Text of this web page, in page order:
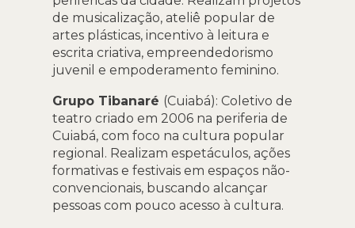
de musicalização, ateliê popular de
artes plásticas, incentivo à leitura e
escrita criativa, empreendedorismo
juvenil e empoderamento feminino.
Grupo Tibanaré (Cuiabá): Coletivo de
teatro criado em 2006 na periferia de
Cuiabá, com foco na cultura popular
regional. Realizam espetáculos, ações
formativas e festivais em espaços não-
convencionais, buscando alcançar
pessoas com pouco acesso à cultura.